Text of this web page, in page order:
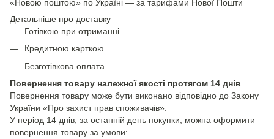
«Новою поштою» по Україні — за тарифами Нової Пошти
Детальніше про доставку
Готівкою при отриманні
Кредитною карткою
Безготівкова оплата
Повернення товару належної якості протягом 14 днів
Повернення товару може бути виконано відповідно до Закону
України «Про захист прав споживачів».
У період 14 днів, за останній день покупки, можна оформити
повернення товару за умови: